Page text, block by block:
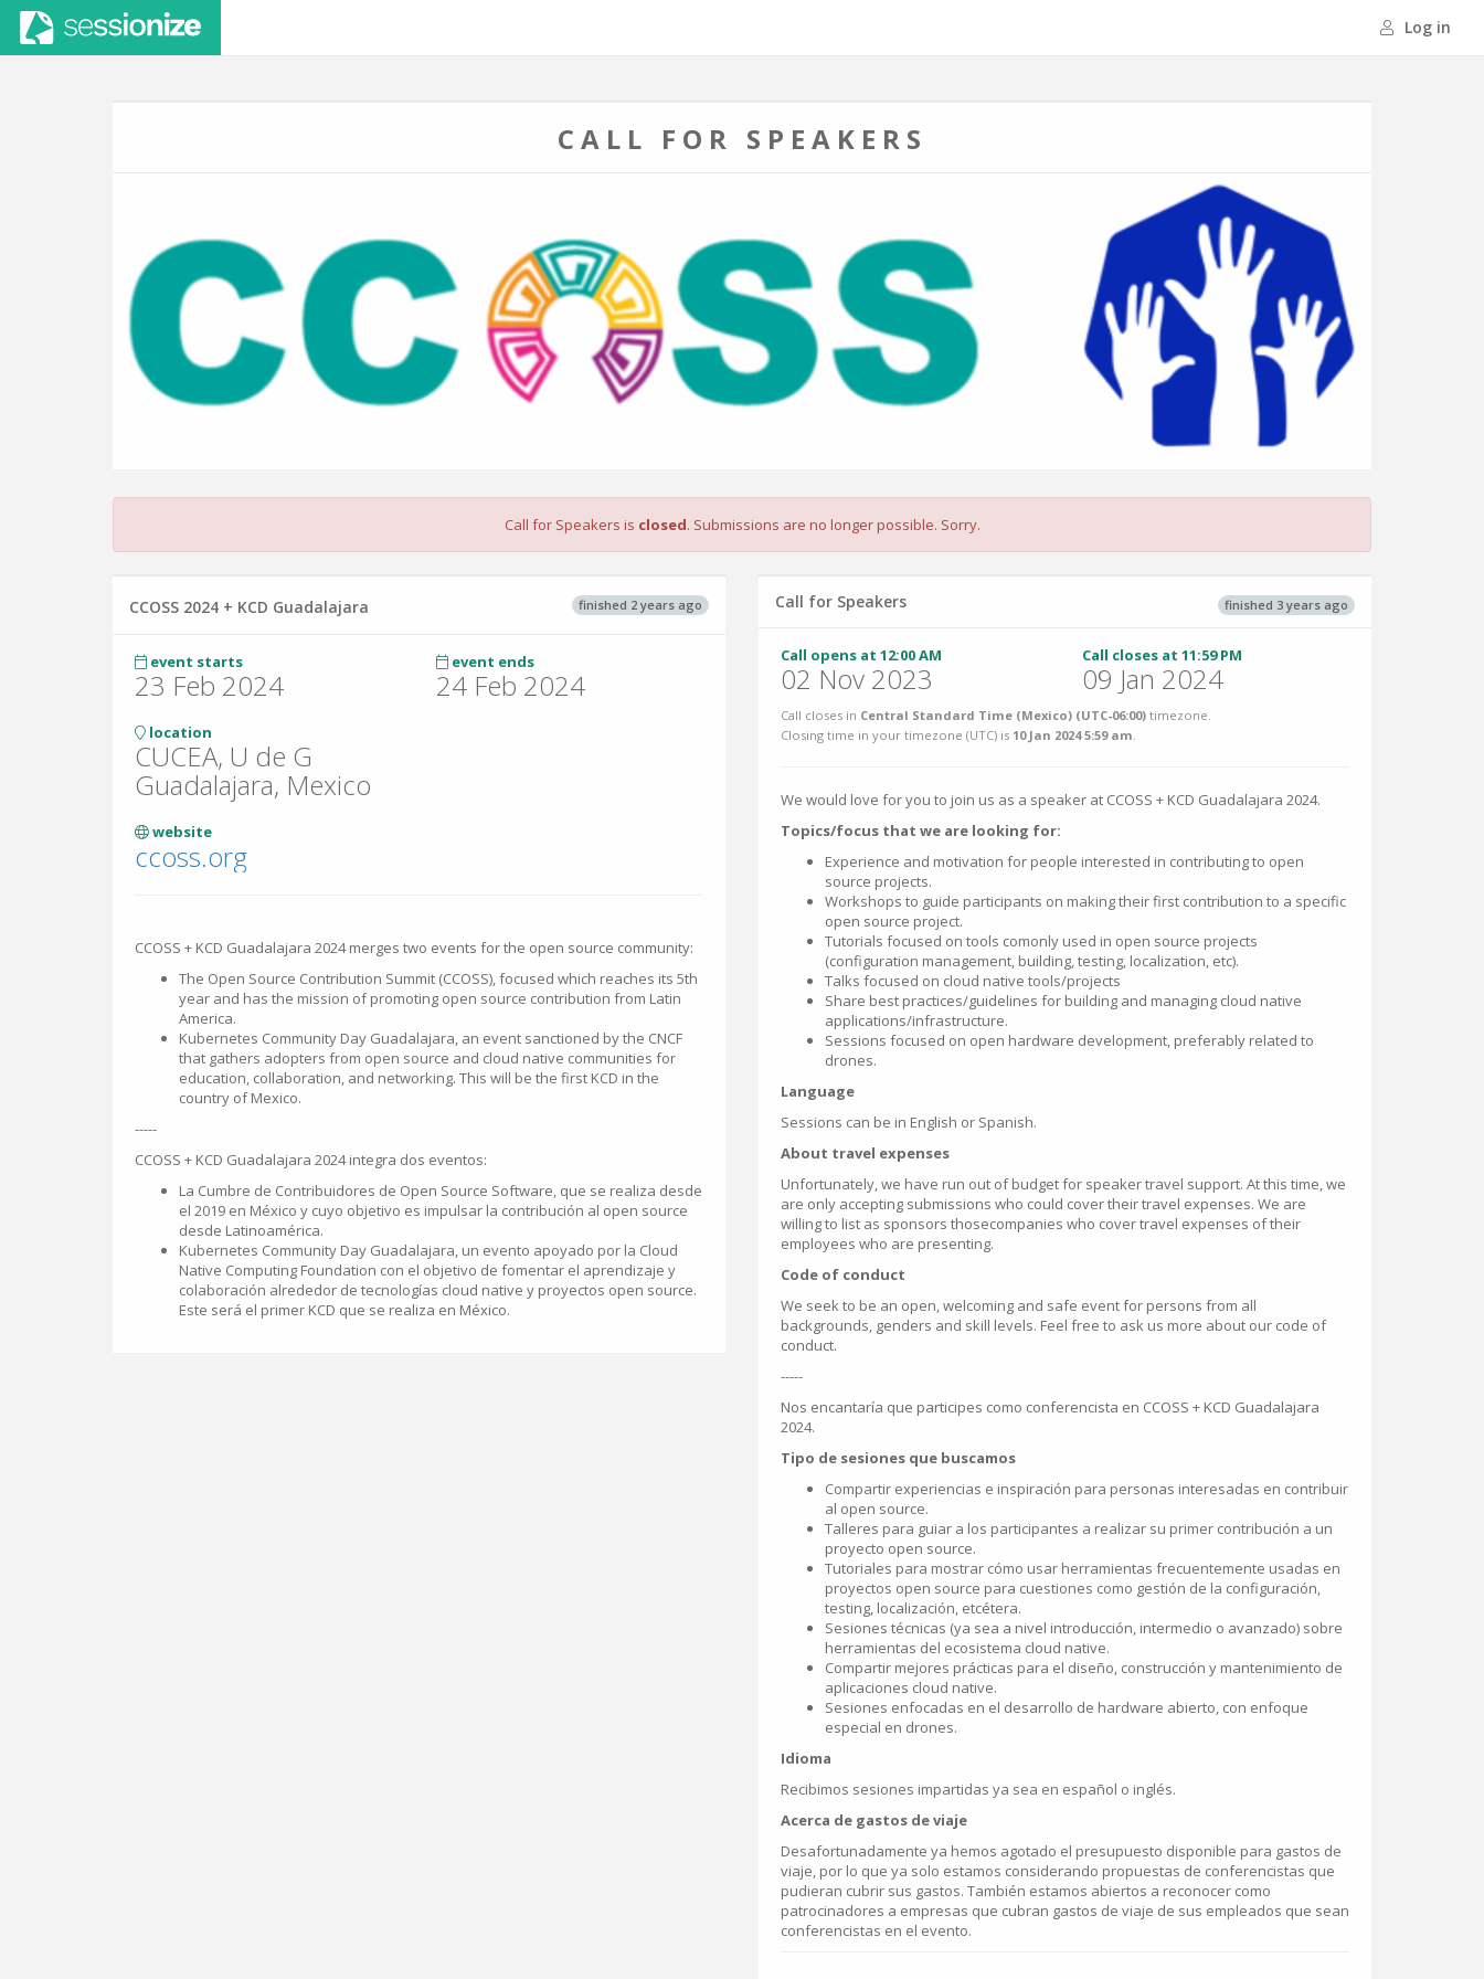
Log in
CALL FOR SPEAKERS
Call for Speakers is closed. Submissions are no longer possible. Sorry.
finished 2 years ago
CCOSS 2024 + KCD Guadalajara
event starts
23 Feb 2024
event ends
24 Feb 2024
location
CUCEA, U de G
Guadalajara, Mexico
website
ccoss.org
CCOSS + KCD Guadalajara 2024 merges two events for the open source community:
The Open Source Contribution Summit (CCOSS), focused which reaches its 5th
year and has the mission of promoting open source contribution from Latin
America.
Kubernetes Community Day Guadalajara, an event sanctioned by the CNCF
that gathers adopters from open source and cloud native communities for
education, collaboration, and networking. This will be the first KCD in the
country of Mexico.
-----
CCOSS + KCD Guadalajara 2024 integra dos eventos:
La Cumbre de Contribuidores de Open Source Software, que se realiza desde
el 2019 en México y cuyo objetivo es impulsar la contribución al open source
desde Latinoamérica.
Kubernetes Community Day Guadalajara, un evento apoyado por la Cloud
Native Computing Foundation con el objetivo de fomentar el aprendizaje y
colaboración alrededor de tecnologías cloud native y proyectos open source.
Este será el primer KCD que se realiza en México.
finished 3 years ago
Call for Speakers
Call opens at 12:00 AM
02 Nov 2023
Call closes at 11:59 PM
09 Jan 2024
Call closes in Central Standard Time (Mexico) (UTC-06:00) timezone.
Closing time in your timezone (UTC) is 10 Jan 2024 5:59 am.
We would love for you to join us as a speaker at CCOSS + KCD Guadalajara 2024.
Topics/focus that we are looking for:
Experience and motivation for people interested in contributing to open
source projects.
Workshops to guide participants on making their first contribution to a specific
open source project.
Tutorials focused on tools comonly used in open source projects
(configuration management, building, testing, localization, etc).
Talks focused on cloud native tools/projects
Share best practices/guidelines for building and managing cloud native
applications/infrastructure.
Sessions focused on open hardware development, preferably related to
drones.
Language
Sessions can be in English or Spanish.
About travel expenses
Unfortunately, we have run out of budget for speaker travel support. At this time, we
are only accepting submissions who could cover their travel expenses. We are
willing to list as sponsors thosecompanies who cover travel expenses of their
employees who are presenting.
Code of conduct
We seek to be an open, welcoming and safe event for persons from all
backgrounds, genders and skill levels. Feel free to ask us more about our code of
conduct.
-----
Nos encantaría que participes como conferencista en CCOSS + KCD Guadalajara
2024.
Tipo de sesiones que buscamos
Compartir experiencias e inspiración para personas interesadas en contribuir
al open source.
Talleres para guiar a los participantes a realizar su primer contribución a un
proyecto open source.
Tutoriales para mostrar cómo usar herramientas frecuentemente usadas en
proyectos open source para cuestiones como gestión de la configuración,
testing, localización, etcétera.
Sesiones técnicas (ya sea a nivel introducción, intermedio o avanzado) sobre
herramientas del ecosistema cloud native.
Compartir mejores prácticas para el diseño, construcción y mantenimiento de
aplicaciones cloud native.
Sesiones enfocadas en el desarrollo de hardware abierto, con enfoque
especial en drones.
Idioma
Recibimos sesiones impartidas ya sea en español o inglés.
Acerca de gastos de viaje
Desafortunadamente ya hemos agotado el presupuesto disponible para gastos de
viaje, por lo que ya solo estamos considerando propuestas de conferencistas que
pudieran cubrir sus gastos. También estamos abiertos a reconocer como
patrocinadores a empresas que cubran gastos de viaje de sus empleados que sean
conferencistas en el evento.